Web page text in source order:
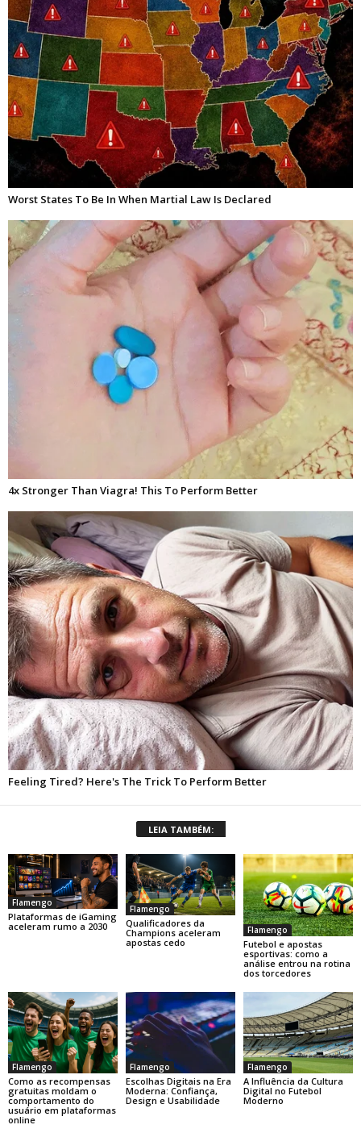
LEIA TAMBÉM:
Flamengo
Plataformas de iGaming
aceleram rumo a 2030
Flamengo
Qualificadores da
Champions aceleram
apostas cedo
Flamengo
Futebol e apostas
esportivas: como a
análise entrou na rotina
dos torcedores
Flamengo
Como as recompensas
gratuitas moldam o
comportamento do
usuário em plataformas
online
Flamengo
Escolhas Digitais na Era
Moderna: Confiança,
Design e Usabilidade
Flamengo
A Influência da Cultura
Digital no Futebol
Moderno